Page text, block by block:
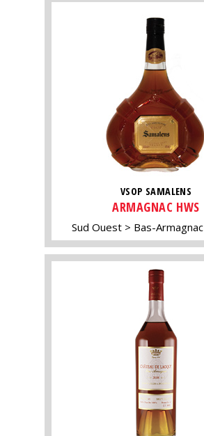
VSOP SAMALENS
ARMAGNAC HWS
Sud Ouest Bas-Armagnac